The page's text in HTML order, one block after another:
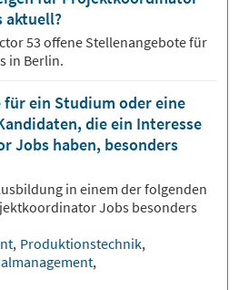
aktuell?
53 offene Stellenangebote für
in Berlin.
für ein Studium oder eine
die ein Interesse
Jobs haben, besonders
in einem der folgenden
Jobs besonders
, Produktionstechnik,
,